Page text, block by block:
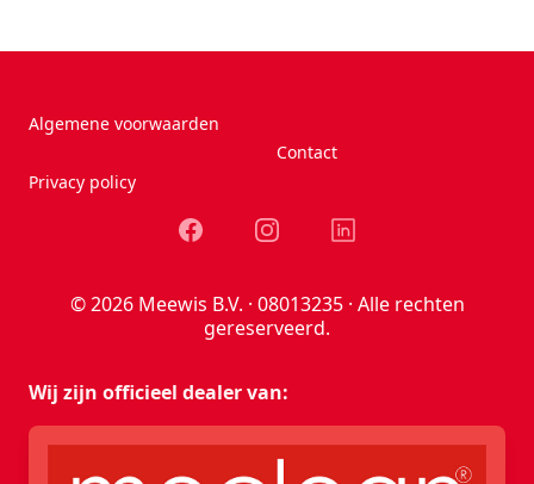
Algemene voorwaarden
Privacy policy
Contact
FacebookInstagramLinkedIn
© 2026 Meewis B.V. · 08013235 · Alle rechten
gereserveerd.
Wij zijn officieel dealer van: